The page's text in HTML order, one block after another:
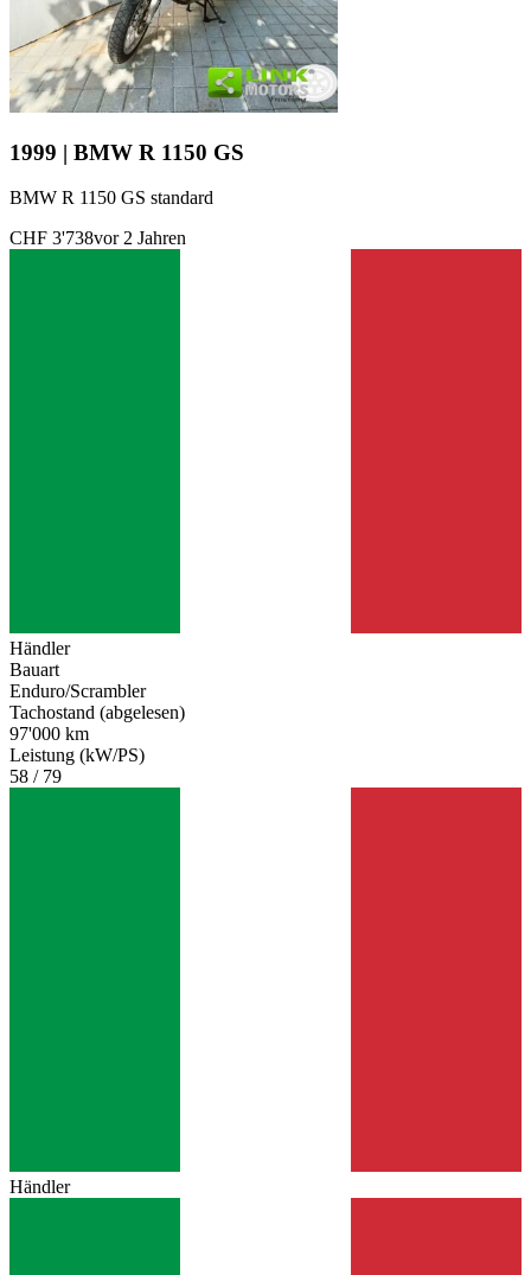
1999 | BMW R 1150 GS
BMW R 1150 GS standard
CHF 3'738vor 2 Jahren
Händler
Bauart
Enduro/Scrambler
Tachostand (abgelesen)
97'000 km
Leistung (kW/PS)
58 / 79
Händler